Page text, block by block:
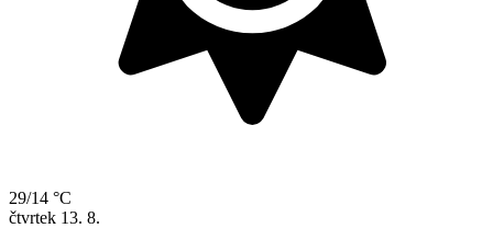
29/14 °C
čtvrtek 13. 8.